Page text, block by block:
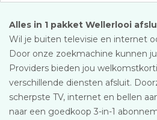
Alles in 1 pakket Wellerlooi
Wil je buiten televisie en internet
Door onze zoekmachine kunnen
Providers bieden jou
verschillende diensten afsluit.
scherpste TV, internet en bellen
naar een goedkoop 3-in-1